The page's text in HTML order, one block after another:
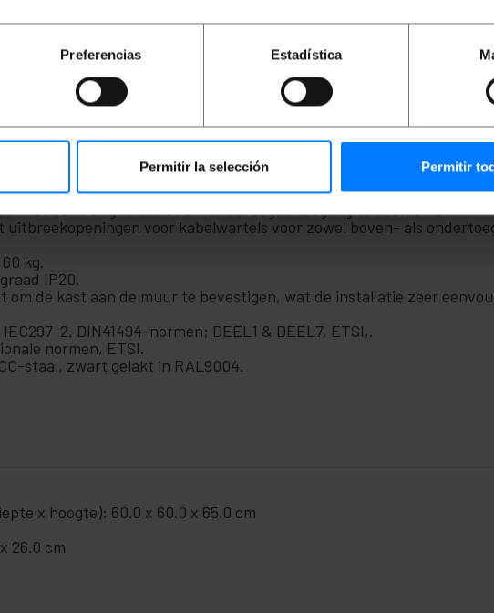
Preferencias Estadística
Permitir la selección Permitir
met een diepte van 600 en een hoogte van 12U. Buitenmaat
van hoogwaardig koudgewalst gelakt staal in RAL9004 zwarte
hoewel dit type kast meestal wordt gemonteerd in
wordt opgeborgen.Het wordt gedemonteerd geleverd in flat pack,
en snel. Gefabriceerd door Lanberg met referentie WF01-
12U serie.
600 x 600 x 645 mm.
rekgeleiders, in diepte verstelbaar om aan elke behoefte aan te
met een veiligheidsslot om onbevoegde toegang te voorkomen.
voor kabelwartels voor zowel boven- als
kg.
IP20.
de kast aan de muur te bevestigen, wat de installatie zeer
2, DIN41494-normen; DEEL1 & DEEL7, ETSI,.
normen, ETSI.
staal, zwart gelakt in RAL9004.
x hoogte): 60.0 x 60.0 x 65.0 cm
26.0 cm